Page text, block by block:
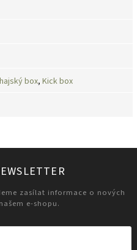
box, Kick box
zasílat informace o nových
e-shopu.